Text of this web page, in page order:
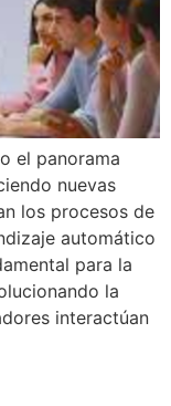
el panorama
nuevas
los procesos de
automático
para la
la
interactúan